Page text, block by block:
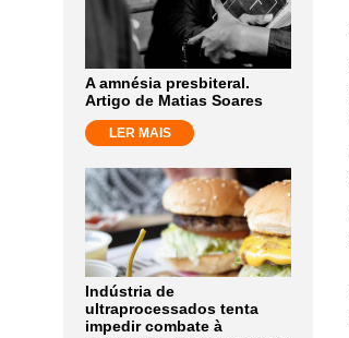
A amnésia presbiteral.
Artigo de Matias Soares
LER MAIS
Indústria de
ultraprocessados tenta
impedir combate à